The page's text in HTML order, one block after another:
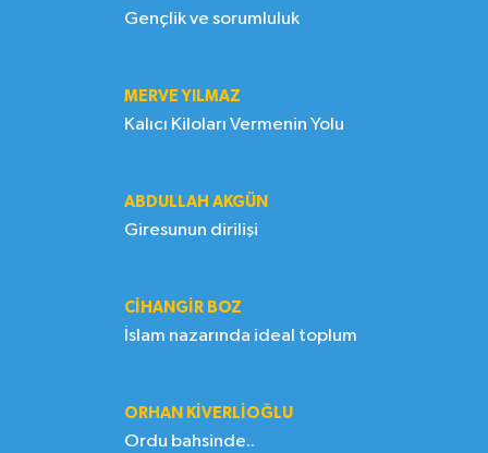
Gençlik ve sorumluluk
MERVE YILMAZ
Kalıcı Kiloları Vermenin Yolu
ABDULLAH AKGÜN
Giresunun dirilişi
CIHANGIR BOZ
İslam nazarında ideal toplum
ORHAN KIVERLIOĞLU
Ordu bahsinde..